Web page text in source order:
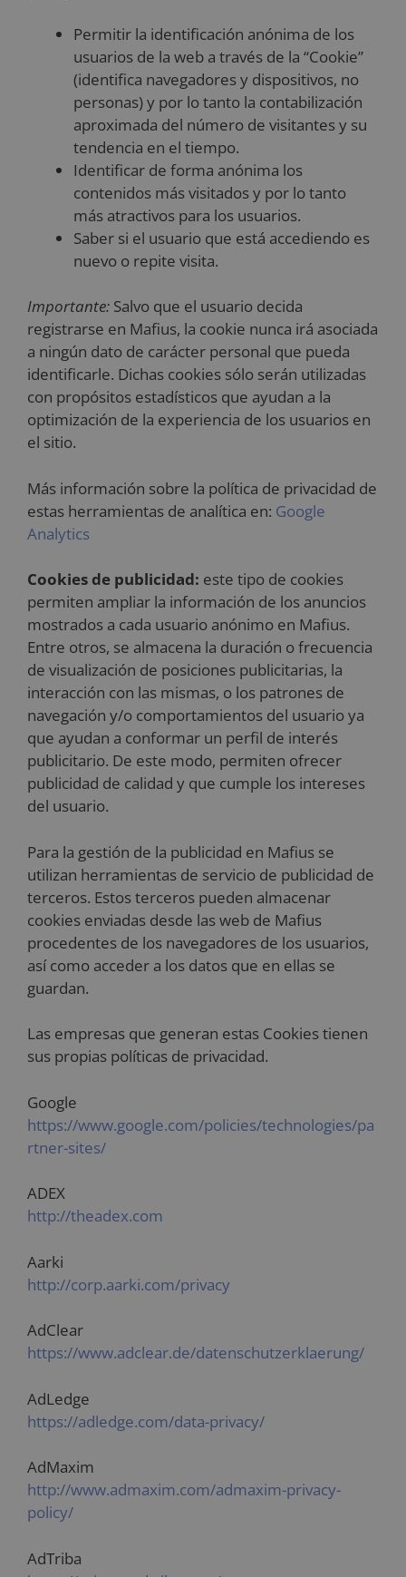
Permitir la identificación anónima de los
usuarios de la web a través de la “Cookie”
(identifica navegadores y dispositivos, no
personas) y por lo tanto la contabilización
aproximada del número de visitantes y su
tendencia en el tiempo.
Identificar de forma anónima los
contenidos más visitados y por lo tanto
más atractivos para los usuarios.
Saber si el usuario que está accediendo es
nuevo o repite visita.
Importante: Salvo que el usuario decida
registrarse en Mafius, la cookie nunca irá asociada
a ningún dato de carácter personal que pueda
identificarle. Dichas cookies sólo serán utilizadas
con propósitos estadísticos que ayudan a la
optimización de la experiencia de los usuarios en
el sitio.
Más información sobre la política de privacidad de
estas herramientas de analítica en: Google
Analytics
Cookies de publicidad: este tipo de cookies
permiten ampliar la información de los anuncios
mostrados a cada usuario anónimo en Mafius.
Entre otros, se almacena la duración o frecuencia
de visualización de posiciones publicitarias, la
interacción con las mismas, o los patrones de
navegación y/o comportamientos del usuario ya
que ayudan a conformar un perfil de interés
publicitario. De este modo, permiten ofrecer
publicidad de calidad y que cumple los intereses
del usuario.
Para la gestión de la publicidad en Mafius se
utilizan herramientas de servicio de publicidad de
terceros. Estos terceros pueden almacenar
cookies enviadas desde las web de Mafius
procedentes de los navegadores de los usuarios,
así como acceder a los datos que en ellas se
guardan.
Las empresas que generan estas Cookies tienen
sus propias políticas de privacidad.
Google
https://www.google.com/policies/technologies/pa
rtner-sites/
ADEX
http://theadex.com
Aarki
http://corp.aarki.com/privacy
AdClear
https://www.adclear.de/datenschutzerklaerung/
AdLedge
https://adledge.com/data-privacy/
AdMaxim
http://www.admaxim.com/admaxim-privacy-
policy/
AdTriba